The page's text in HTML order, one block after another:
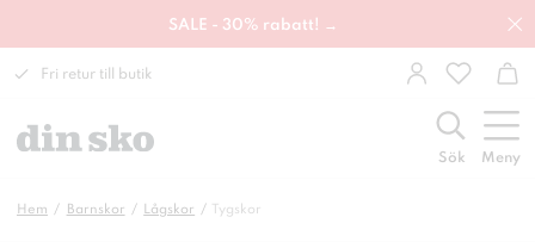
SALE - 30% rabatt! →
Fri retur till butik
Sök Meny
Hem Barnskor Lågskor Tygskor